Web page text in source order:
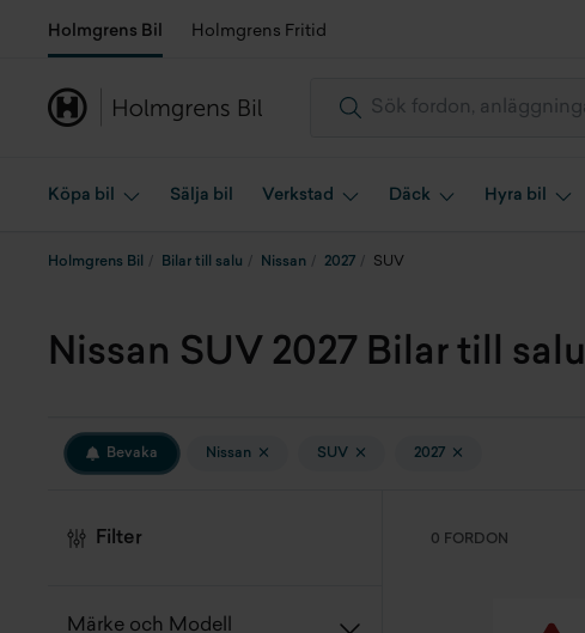
Holmgrens Bil Holmgrens Fritid
Köpa bil Sälja bil Verkstad Däck Hyra bil
Holmgrens Bil Bilar till salu Nissan 2027 SUV
Nissan SUV 2027 Bilar till salu
Bevaka Nissan SUV 2027
Filter
Märke och Modell
0 FORDON